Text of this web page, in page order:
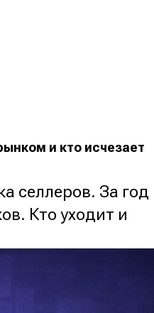
и кто исчезает
селлеров. За год
Кто уходит и